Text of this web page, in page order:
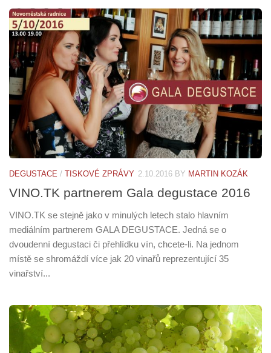
DEGUSTACE / TISKOVÉ ZPRÁVY 2.10.2016 BY MARTIN KOZÁK
VINO.TK partnerem Gala degustace 2016
VINO.TK se stejně jako v minulých letech stalo hlavním
mediálním partnerem GALA DEGUSTACE. Jedná se o
dvoudenní degustaci či přehlídku vín, chcete-li. Na jednom
místě se shromáždí více jak 20 vinařů reprezentující 35
vinařství...